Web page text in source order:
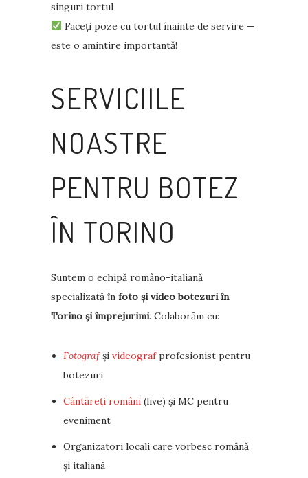
singuri tortul
Faceți poze cu tortul înainte de servire —
este o amintire importantă!
SERVICIILE
NOASTRE
PENTRU BOTEZ
ÎN TORINO
Suntem o echipă româno-italiană
specializată în foto și video botezuri în
Torino și împrejurimi. Colaborăm cu:
Fotografșivideografprofesionist pentru
botezuri
Cântăreți români (live) și MC pentru
eveniment
Organizatori locali care vorbesc română
și italiană